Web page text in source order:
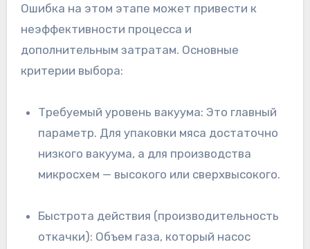
Ошибка на этом этапе может привести к
неэффективности процесса и
дополнительным затратам. Основные
критерии выбора:
Требуемый уровень вакуума: Это главный
параметр. Для упаковки мяса достаточно
низкого вакуума, а для производства
микросхем — высокого или сверхвысокого.
Быстрота действия (производительность
откачки): Объем газа, который насос